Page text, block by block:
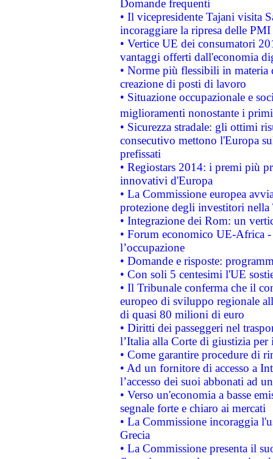
Domande frequenti
• Il vicepresidente Tajani visita
incoraggiare la ripresa delle
• Vertice UE dei consumatori
vantaggi offerti dall'economia
• Norme più flessibili in materia
creazione di posti di lavoro
• Situazione occupazionale e
miglioramenti nonostante i
• Sicurezza stradale: gli ottimi
consecutivo mettono l'Europa
prefissati
• Regiostars 2014: i premi più
innovativi d'Europa
• La Commissione europea
protezione degli investitori
• Integrazione dei Rom: un
• Forum economico UE-Africa -
l’occupazione
• Domande e risposte:
• Con soli 5 centesimi l'UE
• Il Tribunale conferma che il
europeo di sviluppo regionale
di quasi 80 milioni di euro
• Diritti dei passeggeri nel
l’Italia alla Corte di giustizia
• Come garantire procedure di
• Ad un fornitore di accesso a
l’accesso dei suoi abbonati ad
• Verso un'economia a basse
segnale forte e chiaro ai mercati
• La Commissione incoraggia
Grecia
• La Commissione presenta il